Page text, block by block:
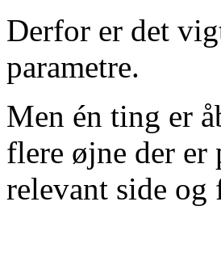
Derfor er det
parametre.
Men én ting er
flere øjne der er
relevant side